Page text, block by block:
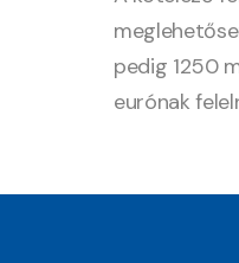
pedig 1250
eurónak